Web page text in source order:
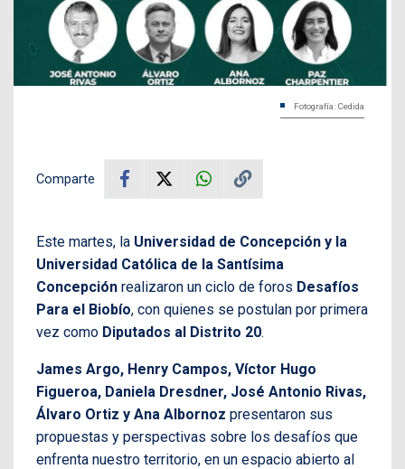
Fotografía: Cedida
Comparte
Este martes, la Universidad de Concepción y la
Universidad Católica de la Santísima
Concepción realizaron un ciclo de foros Desafíos
Para el Biobío, con quienes se postulan por primera
vez como Diputados al Distrito 20.
James Argo, Henry Campos, Víctor Hugo
Figueroa, Daniela Dresdner, José Antonio Rivas,
Álvaro Ortiz y Ana Albornoz presentaron sus
propuestas y perspectivas sobre los desafíos que
enfrenta nuestro territorio, en un espacio abierto al